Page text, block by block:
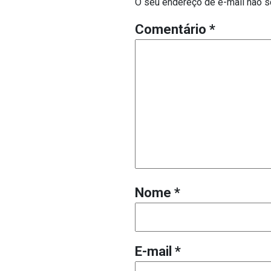
O seu endereço de e-mail não
Comentário *
Nome *
E-mail *